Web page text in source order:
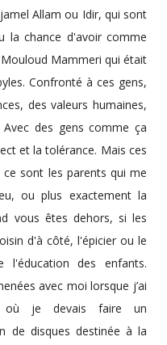
Allam ou Idir, qui sont
la chance d'avoir comme
Mammeri qui était
Confronté à ces gens,
des valeurs humaines,
des gens comme ça
et la tolérance. Mais ces
sont les parents qui me
ou plus exactement la
vous êtes dehors, si les
d'à côté, l'épicier ou le
l'éducation des enfants.
avec moi lorsque j’ai
où je devais faire un
de disques destinée à la